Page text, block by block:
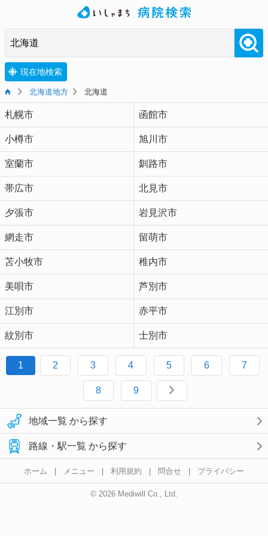
現在地検索
北海道地方 北海道
札幌市 函館市
小樽市 旭川市
室蘭市 釧路市
帯広市 北見市
夕張市 岩見沢市
網走市 留萌市
苫小牧市 稚内市
美唄市 芦別市
江別市 赤平市
紋別市 士別市
1 2 3 4 5 6 7
8 9
地域一覧 から探す
路線・駅一覧 から探す
ホーム | メニュー | 利用規約 | 問合せ | プライバシー
© 2026 Mediwill Co., Ltd.